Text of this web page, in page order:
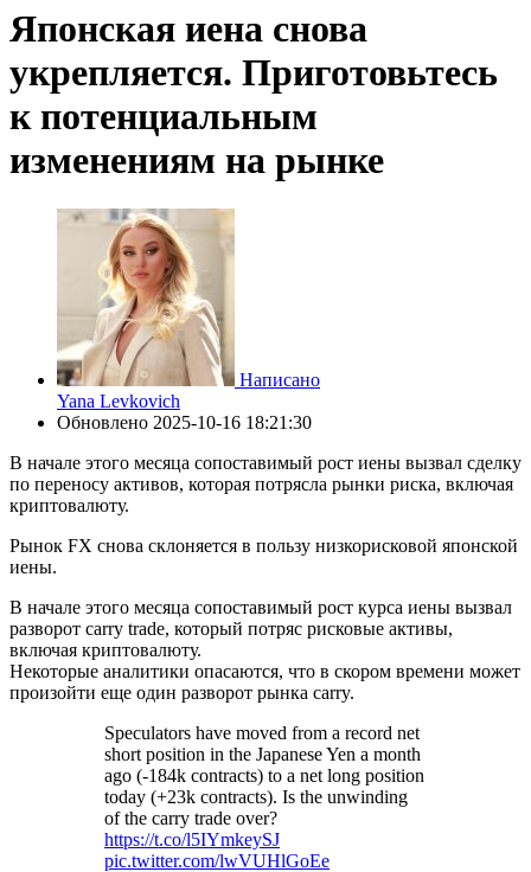
Японская иена снова
укрепляется. Приготовьтесь
к потенциальным
изменениям на рынке
Написано
Yana Levkovich
Обновлено 2025-10-16 18:21:30
В начале этого месяца сопоставимый рост иены вызвал сделку
по переносу активов, которая потрясла рынки риска, включая
криптовалюту.
Рынок FX снова склоняется в пользу низкорисковой японской
иены.
В начале этого месяца сопоставимый рост курса иены вызвал
разворот carry trade, который потряс рисковые активы,
включая криптовалюту.
Некоторые аналитики опасаются, что в скором времени может
произойти еще один разворот рынка carry.
Speculators have moved from a record net
short position in the Japanese Yen a month
ago (-184k contracts) to a net long position
today (+23k contracts). Is the unwinding
of the carry trade over?
https://t.co/l5IYmkeySJ
pic.twitter.com/lwVUHlGoEe